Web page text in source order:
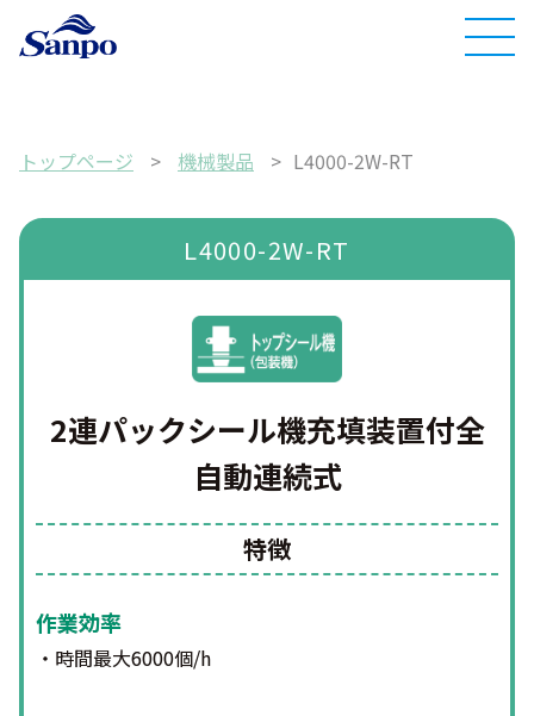
トップページ > 機械製品 > L4000-2W-RT
L4000-2W-RT
2連パックシール機充填装置付全
自動連続式
特徴
作業効率
・時間最大6000個/h